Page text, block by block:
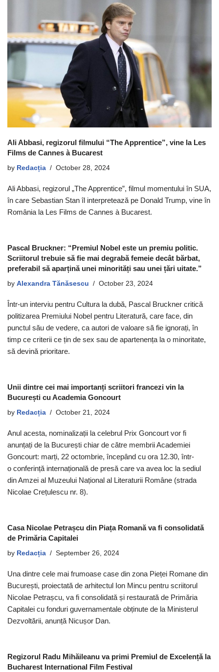
Ali Abbasi, regizorul filmului “The Apprentice”, vine la Les
Films de Cannes à Bucarest
by Redacția October 28, 2024
Ali Abbasi, regizorul „The Apprentice”, filmul momentului în SUA,
în care Sebastian Stan îl interpretează pe Donald Trump, vine în
România la Les Films de Cannes à Bucarest.
Pascal Bruckner: “Premiul Nobel este un premiu politic.
Scriitorul trebuie să fie mai degrabă femeie decât bărbat,
preferabil să aparțină unei minorități sau unei țări uitate.”
by Alexandra Tănăsescu October 23, 2024
Într-un interviu pentru Cultura la dubă, Pascal Bruckner critică
politizarea Premiului Nobel pentru Literatură, care face, din
punctul său de vedere, ca autori de valoare să fie ignorați, în
timp ce criterii ce țin de sex sau de apartenența la o minoritate,
să devină prioritare.
Unii dintre cei mai importanți scriitori francezi vin la
București cu Academia Goncourt
by Redacția October 21, 2024
Anul acesta, nominalizații la celebrul Prix Goncourt vor fi
anunțați de la București chiar de către membrii Academiei
Goncourt: marți, 22 octombrie, începând cu ora 12.30, într-
o conferință internațională de presă care va avea loc la sediul
din Amzei al Muzeului Național al Literaturii Române (strada
Nicolae Crețulescu nr. 8).
Casa Nicolae Petrașcu din Piața Romană va fi consolidată
de Primăria Capitalei
by Redacția September 26, 2024
Una dintre cele mai frumoase case din zona Pieței Romane din
București, proiectată de arhitectul Ion Mincu pentru scriitorul
Nicolae Petrașcu, va fi consolidată și restaurată de Primăria
Capitalei cu fonduri guvernamentale obținute de la Ministerul
Dezvoltării, anunță Nicușor Dan.
Regizorul Radu Mihăileanu va primi Premiul de Excelență la
Bucharest International Film Festival